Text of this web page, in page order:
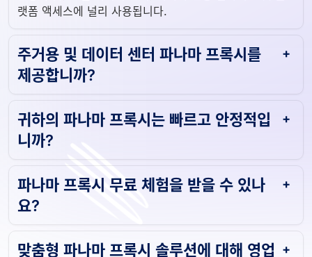
랫폼 액세스에 널리 사용됩니다.
주거용 및 데이터 센터 파나마 프록시를
제공합니까?
귀하의 파나마 프록시는 빠르고 안정적입
니까?
파나마 프록시 무료 체험을 받을 수 있나
요?
맞춤형 파나마 프록시 솔루션에 대해 영업